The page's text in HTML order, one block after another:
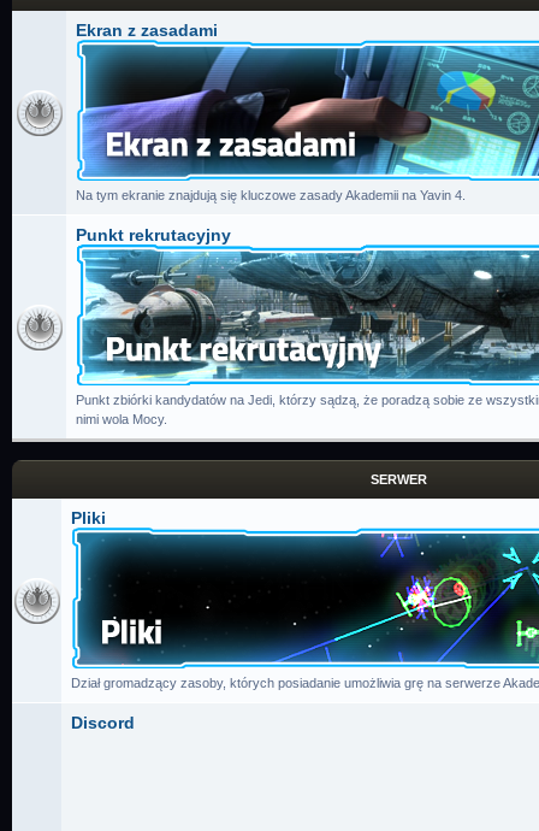
Ekran z zasadami
Na tym ekranie znajdują się kluczowe zasady Akademii na Yavin 4.
Punkt rekrutacyjny
Punkt zbiórki kandydatów na Jedi, którzy sądzą, że poradzą sobie ze
nimi wola Mocy.
SERWER
Pliki
Dział gromadzący zasoby, których posiadanie umożliwia grę na serwerze
Discord